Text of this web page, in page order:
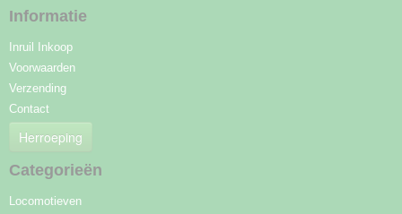
Informatie
Inruil Inkoop
Voorwaarden
Verzending
Contact
Herroeping
Categorieën
Locomotieven